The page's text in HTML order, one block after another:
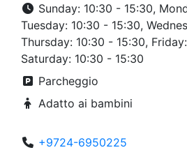
Sunday: 10:30 - 15:30,
Tuesday: 10:30 - 15:30,
Thursday: 10:30 - 15:30,
Saturday: 10:30 - 15:30
Parcheggio
Adatto ai bambini
+9724-6950225